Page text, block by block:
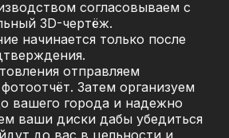
согласовываем с
3D-чертёж.
начинается только после
отправляем
Затем организуем
вашего города и надежно
ваши диски дабы убедиться